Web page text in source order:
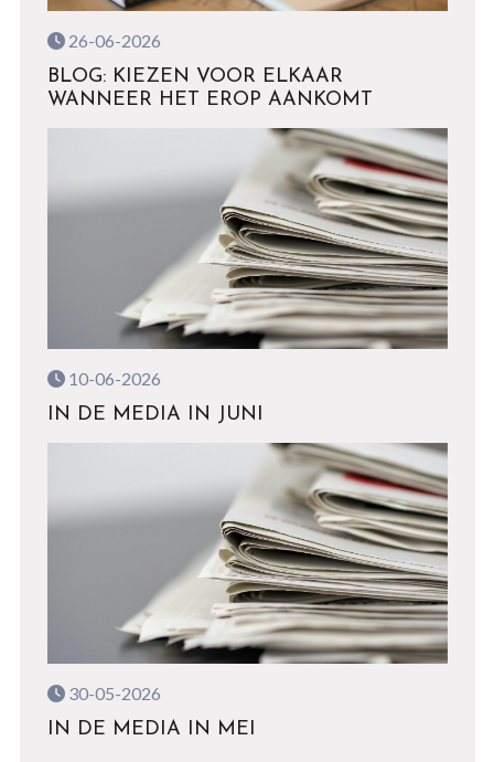
26-06-2026
BLOG: KIEZEN VOOR ELKAAR
WANNEER HET EROP AANKOMT
10-06-2026
IN DE MEDIA IN JUNI
30-05-2026
IN DE MEDIA IN MEI